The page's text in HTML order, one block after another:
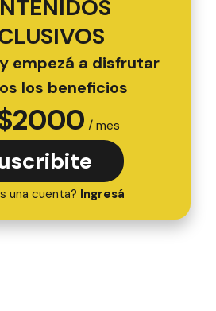
empezá a disfrutar
los beneficios
2000 / mes
una cuenta? Ingresá